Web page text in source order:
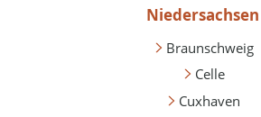
Niedersachsen
Braunschweig
Celle
Cuxhaven